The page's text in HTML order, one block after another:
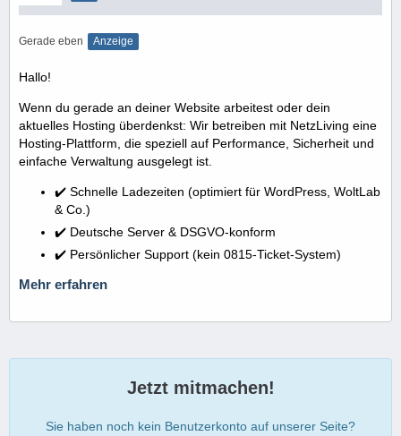
Gerade eben Anzeige
Hallo!
Wenn du gerade an deiner Website arbeitest oder dein
aktuelles Hosting überdenkst: Wir betreiben mit NetzLiving eine
Hosting-Plattform, die speziell auf Performance, Sicherheit und
einfache Verwaltung ausgelegt ist.
✔️ Schnelle Ladezeiten (optimiert für WordPress, WoltLab
& Co.)
✔️ Deutsche Server & DSGVO-konform
✔️ Persönlicher Support (kein 0815-Ticket-System)
Mehr erfahren
Jetzt mitmachen!
Sie haben noch kein Benutzerkonto auf unserer Seite?